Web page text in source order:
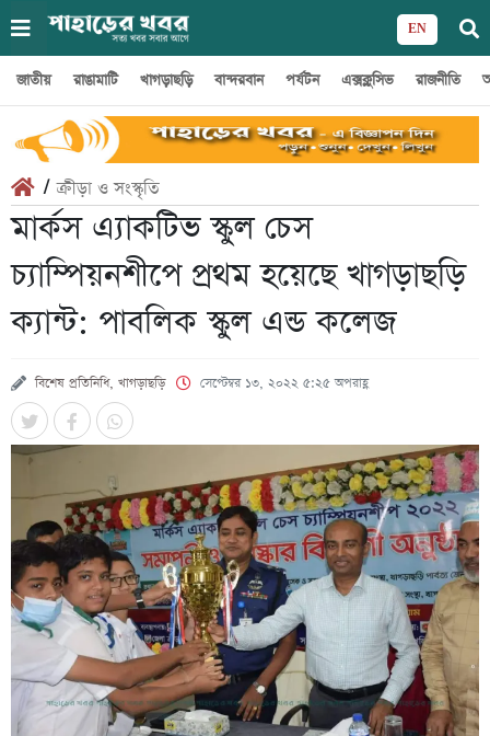
EN
জাতীয় রাঙামাটি খাগড়াছড়ি বান্দরবান পর্যটন এক্সক্লুসিভ রাজনীতি
/ক্রীড়া ও সংস্কৃতি
মার্কস এ্যাকটিভ স্কুল চেস
চ্যাম্পিয়নশীপে প্রথম হয়েছে খাগড়াছড়ি
ক্যান্ট: পাবলিক স্কুল এন্ড কলেজ
বিশেষ প্রতিনিধি, খাগড়াছড়ি সেপ্টেম্বর ১৩, ২০২২ ৫:২৫ অপরাহ্ণ